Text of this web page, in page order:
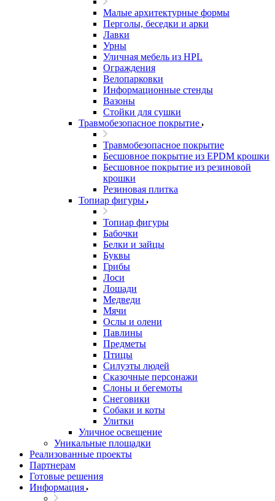
Малые архитектурные формы
Перголы, беседки и арки
Лавки
Урны
Уличная мебель из HPL
Ограждения
Велопарковки
Информационные стенды
Вазоны
Стойки для сушки
Травмобезопасное покрытие
Травмобезопасное покрытие
Бесшовное покрытие из EPDM крошки
Бесшовное покрытие из резиновой
крошки
Резиновая плитка
Топиар фигуры
Топиар фигуры
Бабочки
Белки и зайцы
Буквы
Грибы
Лоси
Лошади
Медведи
Мячи
Ослы и олени
Павлины
Предметы
Птицы
Силуэты людей
Сказочные персонажи
Слоны и бегемоты
Снеговики
Собаки и коты
Улитки
Уличное освещение
Уникальные площадки
Реализованные проекты
Партнерам
Готовые решения
Информация